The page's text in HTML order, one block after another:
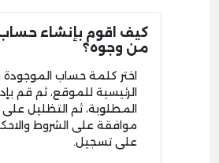
كيف اقوم بإنشاء
من وجوه؟
اختر كلمة حساب
الرئيسية للموقع، ثم قم
المطلوبة، ثم التظليل على
موافقة على الشروط
على تسجيل.